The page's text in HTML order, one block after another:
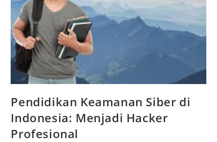
Pendidikan Keamanan Siber di
Indonesia: Menjadi Hacker
Profesional